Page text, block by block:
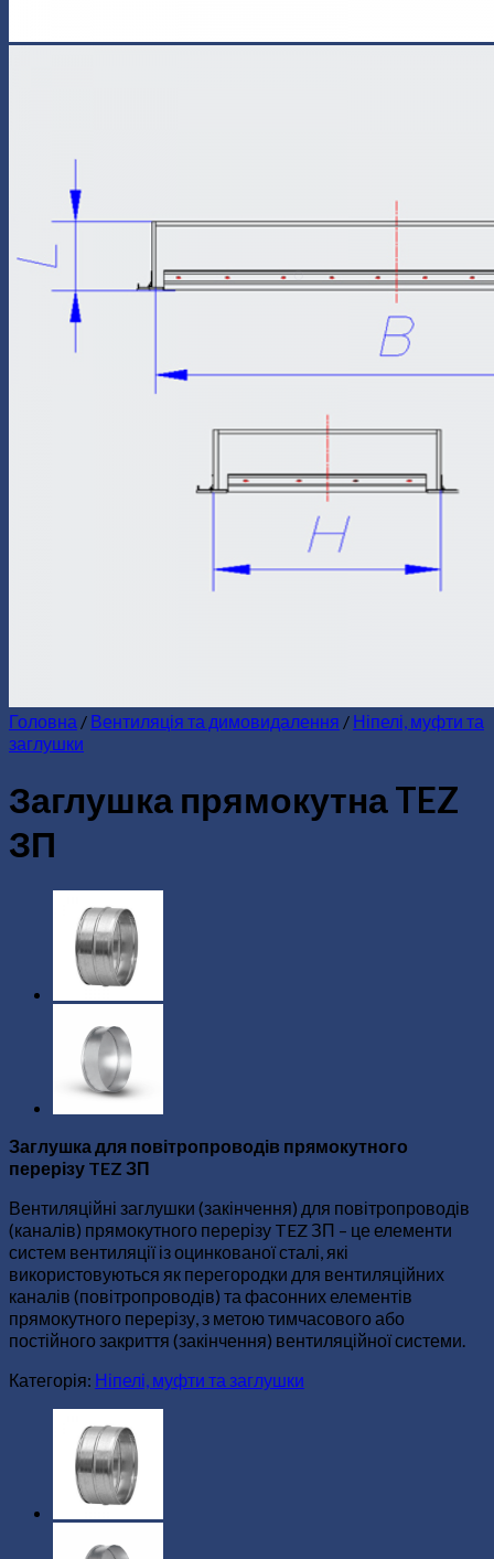
Головна / Вентиляція та димовидалення / Ніпелі, муфти та
заглушки
Заглушка прямокутна TEZ
ЗП
Заглушка для повітропроводів прямокутного
перерізу TEZ ЗП
Вентиляційні заглушки (закінчення) для повітропроводів
(каналів) прямокутного перерізу TEZ ЗП – це елементи
систем вентиляції із оцинкованої сталі, які
використовуються як перегородки для вентиляційних
каналів (повітропроводів) та фасонних елементів
прямокутного перерізу, з метою тимчасового або
постійного закриття (закінчення) вентиляційної системи.
Категорія: Ніпелі, муфти та заглушки